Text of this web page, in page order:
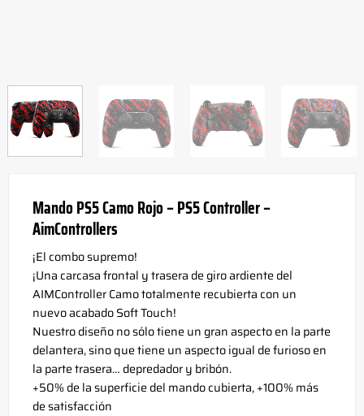
Mando PS5 Camo Rojo – PS5 Controller –
AimControllers
¡El combo supremo!
¡Una carcasa frontal y trasera de giro ardiente del
AIMController Camo totalmente recubierta con un
nuevo acabado Soft Touch!
Nuestro diseño no sólo tiene un gran aspecto en la parte
delantera, sino que tiene un aspecto igual de furioso en
la parte trasera… depredador y bribón.
+50% de la superficie del mando cubierta, +100% más
de satisfacción